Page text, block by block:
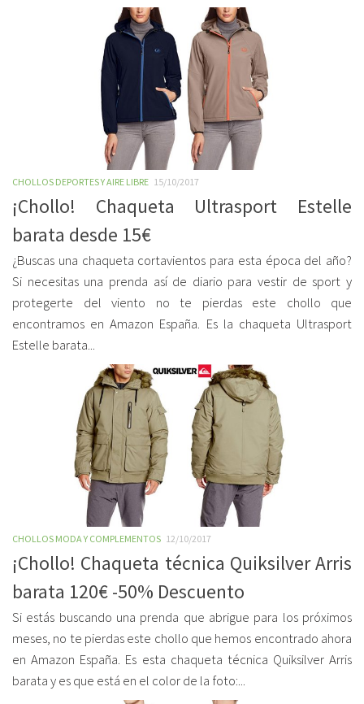
CHOLLOS DEPORTES Y AIRE LIBRE 15/10/2017
¡Chollo! Chaqueta Ultrasport Estelle
barata desde 15€
¿Buscas una chaqueta cortavientos para esta época del año?
Si necesitas una prenda así de diario para vestir de sport y
protegerte del viento no te pierdas este chollo que
encontramos en Amazon España. Es la chaqueta Ultrasport
Estelle barata...
CHOLLOS MODA Y COMPLEMENTOS 12/10/2017
¡Chollo! Chaqueta técnica Quiksilver Arris
barata 120€ -50% Descuento
Si estás buscando una prenda que abrigue para los próximos
meses, no te pierdas este chollo que hemos encontrado ahora
en Amazon España. Es esta chaqueta técnica Quiksilver Arris
barata y es que está en el color de la foto:...